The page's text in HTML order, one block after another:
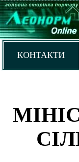
КОНТАКТИ